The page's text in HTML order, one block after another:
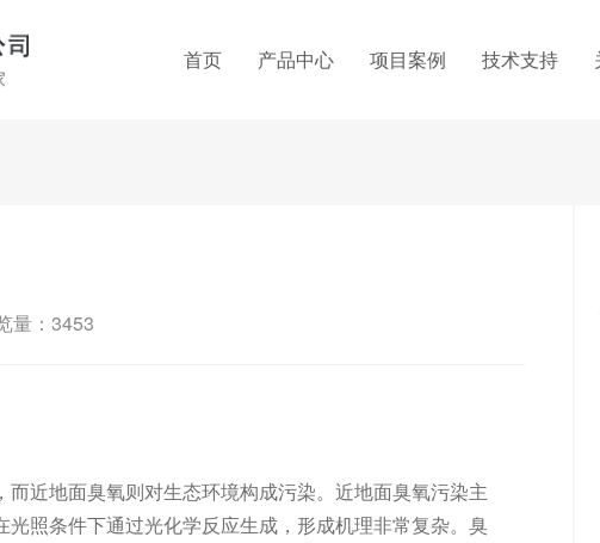
首页 产品中心 项目案例 技术支持
量：3453
近地面臭氧则对生态环境构成污染。近地面臭氧污染主
照条件下通过光化学反应生成，形成机理非常复杂。臭